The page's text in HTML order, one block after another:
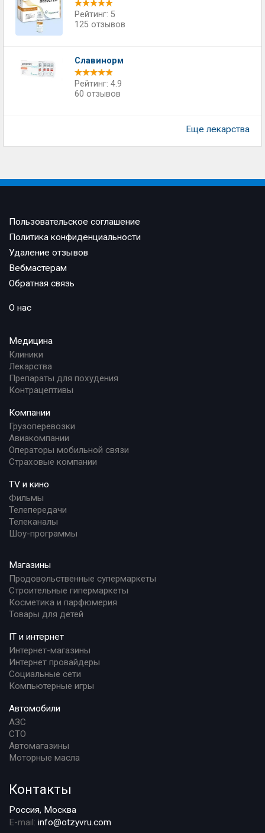
Рейтинг: 5
125 отзывов
Славинорм
Рейтинг: 4.9
60 отзывов
Еще лекарства
Пользовательское соглашение
Политика конфиденциальности
Удаление отзывов
Вебмастерам
Обратная связь
О нас
Медицина
Клиники
Лекарства
Препараты для похудения
Контрацептивы
Компании
Грузоперевозки
Авиакомпании
Операторы мобильной связи
Страховые компании
TV и кино
Фильмы
Телепередачи
Телеканалы
Шоу-программы
Магазины
Продовольственные супермаркеты
Строительные гипермаркеты
Косметика и парфюмерия
Товары для детей
IT и интернет
Интернет-магазины
Интернет провайдеры
Социальные сети
Компьютерные игры
Автомобили
АЗС
СТО
Автомагазины
Моторные масла
Контакты
Россия, Москва
E-mail: info@otzyvru.com